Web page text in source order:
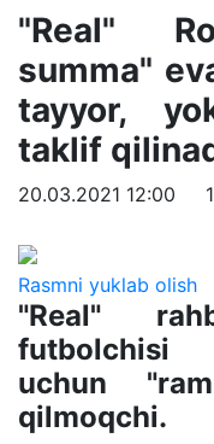
"Real"
summa"
tayyor,
taklif
20.03.2021 12:00
Rasmni yuklab olish
"Real"
futbolchisi
uchun
qilmoqchi.